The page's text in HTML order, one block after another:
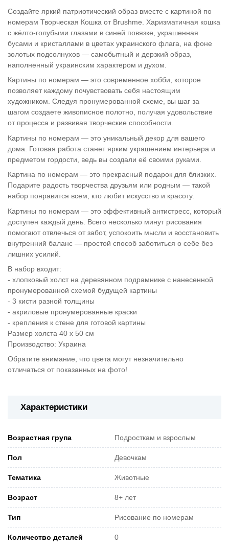
Создайте яркий патриотический образ вместе с картиной по
номерам Творческая Кошка от Brushme. Харизматичная кошка
с жёлто-голубыми глазами в синей повязке, украшенная
бусами и кристаллами в цветах украинского флага, на фоне
золотых подсолнухов — самобытный и дерзкий образ,
наполненный украинским характером и духом.
Картины по номерам — это современное хобби, которое
позволяет каждому почувствовать себя настоящим
художником. Следуя пронумерованной схеме, вы шаг за
шагом создаете живописное полотно, получая удовольствие
от процесса и развивая творческие способности.
Картины по номерам — это уникальный декор для вашего
дома. Готовая работа станет ярким украшением интерьера и
предметом гордости, ведь вы создали её своими руками.
Картина по номерам — это прекрасный подарок для близких.
Подарите радость творчества друзьям или родным — такой
набор понравится всем, кто любит искусство и красоту.
Картины по номерам — это эффективный антистресс, который
доступен каждый день. Всего несколько минут рисования
помогают отвлечься от забот, успокоить мысли и восстановить
внутренний баланс — простой способ заботиться о себе без
лишних усилий.
В набор входит:
- хлопковый холст на деревянном подрамнике с нанесенной
пронумерованной схемой будущей картины
- 3 кисти разной толщины
- акриловые пронумерованные краски
- крепления к стене для готовой картины
Размер холста 40 х 50 см
Производство: Украина
Обратите внимание, что цвета могут незначительно
отличаться от показанных на фото!
Характеристики
Возрастная група Подросткам и взрослым
Пол Девочкам
Тематика Животные
Возраст 8+ лет
Тип Рисование по номерам
Количество деталей 0